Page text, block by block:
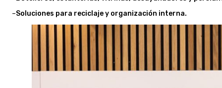
–Soluciones para reciclaje y organización interna.